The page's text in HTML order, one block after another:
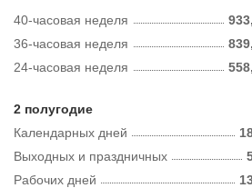
40-часовая неделя
36-часовая неделя
24-часовая неделя
2 полугодие
Календарных дней
Рабочих дней
Выходных и праздничных